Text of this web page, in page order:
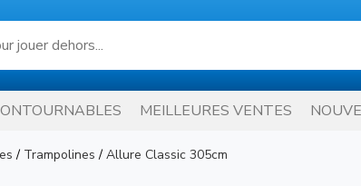
MEILLEURES VENTES
/ Trampolines / Allure Classic 305cm